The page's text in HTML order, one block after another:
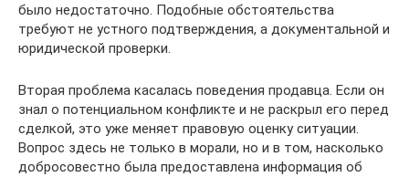
было недостаточно. Подобные обстоятельства
требуют не устного подтверждения, а документальной и
юридической проверки.
Вторая проблема касалась поведения продавца. Если он
знал о потенциальном конфликте и не раскрыл его перед
сделкой, это уже меняет правовую оценку ситуации.
Вопрос здесь не только в морали, но и в том, насколько
добросовестно была предоставлена информация об